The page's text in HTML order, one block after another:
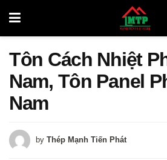
Tôn Cách Nhiệt
Nam, Tôn Panel
Nam
by Thép Mạnh Tiến Phát